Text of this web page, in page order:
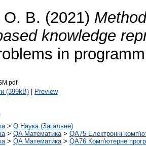
О. В. (2021)
knowledge
in
(399kB)| Preview
> Q Наука (Загальне)
> QA Математика> QA75 Електронні
> QA Математика> QA76 Комп'ютерне